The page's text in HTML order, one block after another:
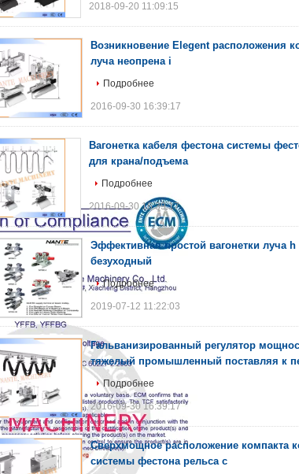
2018-09-20 11:09:15
Возникновение Elegent расположения
луча неопрена i
Подробнее
2016-09-30 16:39:17
Вагонетка кабеля фестона системы
для крана/подъема
Подробнее
2016-09-30 16:39:17
Эффективная простой вагонетки луча h
безуходный
Подробнее
2019-07-12 11:22:03
Гальванизированный регулятор
тяжелый промышленный поставляя к
Подробнее
2016-09-30 16:39:17
Сверхмощное расположение компакта
системы фестона рельса c